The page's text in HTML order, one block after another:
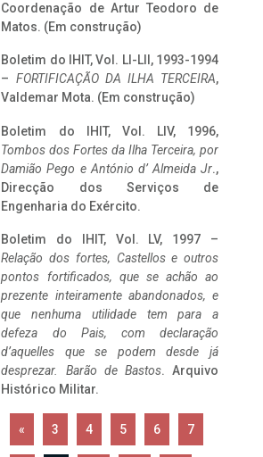
Coordenação de Artur Teodoro de
Matos. (Em construção)
Boletim do IHIT, Vol. LI-LII, 1993-1994
– FORTIFICAÇÃO DA ILHA TERCEIRA,
Valdemar Mota. (Em construção)
Boletim do IHIT, Vol. LIV, 1996,
Tombos dos Fortes da Ilha Terceira, por
Damião Pego e António d’ Almeida Jr.,
Direcção dos Serviços de
Engenharia do Exército.
Boletim do IHIT, Vol. LV, 1997 –
Relação dos fortes, Castellos e outros
pontos fortificados, que se achão ao
prezente inteiramente abandonados, e
que nenhuma utilidade tem para a
defeza do Pais, com declaração
d’aquelles que se podem desde já
desprezar. Barão de Bastos. Arquivo
Histórico Militar.
« 3 4 5 6 7